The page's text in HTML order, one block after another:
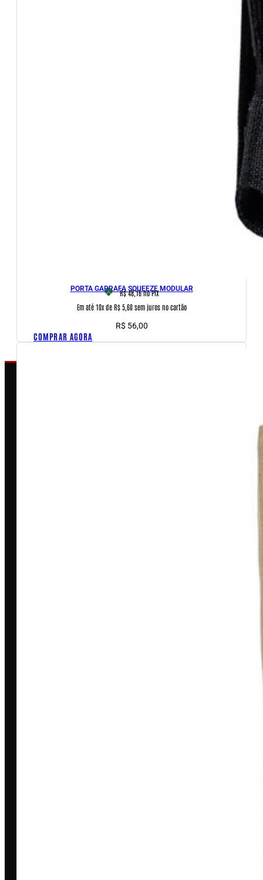
PORTA GARRAFA SQUEEZE MODULAR
R$ 48,16no PIX
Em até 10x de R$ 5,60 sem juros no cartão
R$ 56,00
COMPRAR AGORA